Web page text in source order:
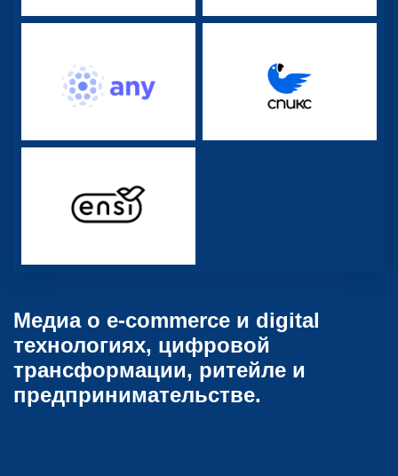
Медиа о e-commerce и digital
технологиях, цифровой
трансформации, ритейле и
предпринимательстве.